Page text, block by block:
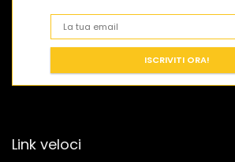
Link veloci